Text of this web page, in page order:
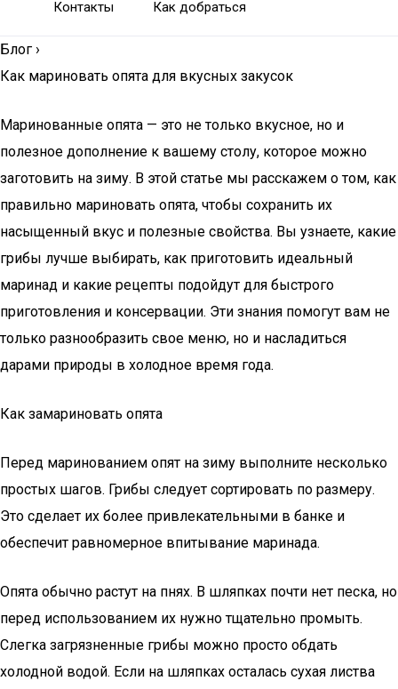
Контакты Как добраться
Блог ›
Как мариновать опята для вкусных закусок
Маринованные опята — это не только вкусное, но и
полезное дополнение к вашему столу, которое можно
заготовить на зиму. В этой статье мы расскажем о том, как
правильно мариновать опята, чтобы сохранить их
насыщенный вкус и полезные свойства. Вы узнаете, какие
грибы лучше выбирать, как приготовить идеальный
маринад и какие рецепты подойдут для быстрого
приготовления и консервации. Эти знания помогут вам не
только разнообразить свое меню, но и насладиться
дарами природы в холодное время года.
Как замариновать опята
Перед маринованием опят на зиму выполните несколько
простых шагов. Грибы следует сортировать по размеру.
Это сделает их более привлекательными в банке и
обеспечит равномерное впитывание маринада.
Опята обычно растут на пнях. В шляпках почти нет песка, но
перед использованием их нужно тщательно промыть.
Слегка загрязненные грибы можно просто обдать
холодной водой. Если на шляпках осталась сухая листва